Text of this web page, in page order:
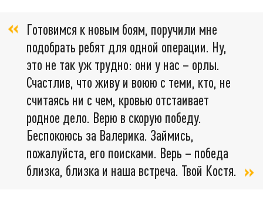
Готовимся к новым боям, поручили мне
подобрать ребят для одной операции. Ну,
это не так уж трудно: они у нас – орлы.
Счастлив, что живу и воюю с теми, кто, не
считаясь ни с чем, кровью отстаивает
родное дело. Верю в скорую победу.
Беспокоюсь за Валерика. Займись,
пожалуйста, его поисками. Верь – победа
близка, близка и наша встреча. Твой Костя.